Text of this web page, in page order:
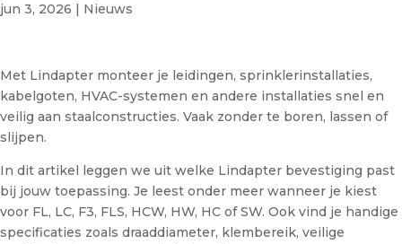
jun 3, 2026 | Nieuws
Met Lindapter monteer je leidingen, sprinklerinstallaties,
kabelgoten, HVAC-systemen en andere installaties snel en
veilig aan staalconstructies. Vaak zonder te boren, lassen of
slijpen.
In dit artikel leggen we uit welke Lindapter bevestiging past
bij jouw toepassing. Je leest onder meer wanneer je kiest
voor FL, LC, F3, FLS, HCW, HW, HC of SW. Ook vind je handige
specificaties zoals draaddiameter, klembereik, veilige